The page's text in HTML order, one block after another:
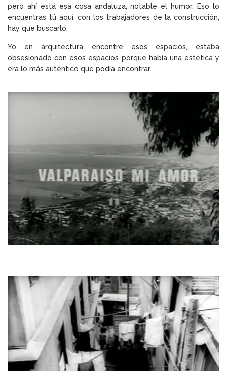
pero ahí está esa cosa andaluza, notable el humor. Eso lo
encuentras tú aquí, con los trabajadores de la construcción,
hay que buscarlo.
Yo en arquitectura encontré esos espacios, estaba
obsesionado con esos espacios porque había una estética y
era lo más auténtico que podía encontrar.